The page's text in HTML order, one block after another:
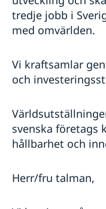
tredje jobb i
med omvärlden.
Vi kraftsamlar
och
svenska företags
hållbarhet och
Herr/fru talman,